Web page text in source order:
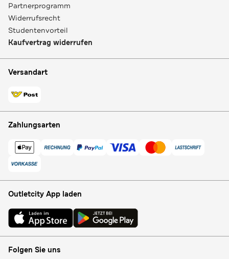
Partnerprogramm
Widerrufsrecht
Studentenvorteil
Kaufvertrag widerrufen
Versandart
Zahlungsarten
Outletcity App laden
Folgen Sie uns